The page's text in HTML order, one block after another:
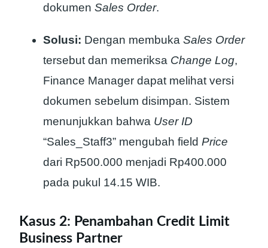
dokumen Sales Order.
Solusi: Dengan membuka Sales Order
tersebut dan memeriksa Change Log,
Finance Manager dapat melihat versi
dokumen sebelum disimpan. Sistem
menunjukkan bahwa User ID
“Sales_Staff3” mengubah field Price
dari Rp500.000 menjadi Rp400.000
pada pukul 14.15 WIB.
Kasus 2: Penambahan Credit Limit
Business Partner